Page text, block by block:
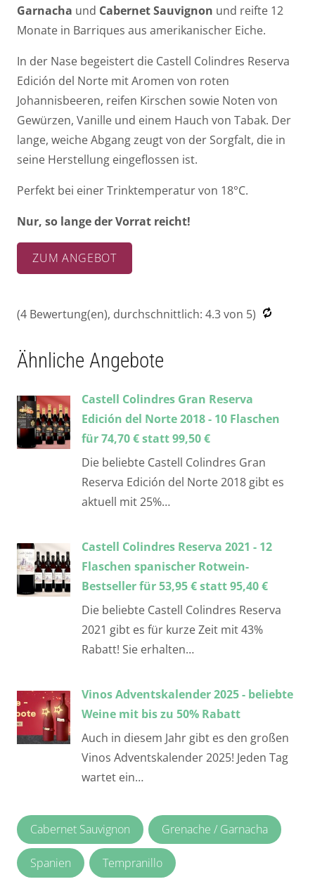
Garnacha und Cabernet Sauvignon und reifte 12
Monate in Barriques aus amerikanischer Eiche.
In der Nase begeistert die Castell Colindres Reserva
Edición del Norte mit Aromen von roten
Johannisbeeren, reifen Kirschen sowie Noten von
Gewürzen, Vanille und einem Hauch von Tabak. Der
lange, weiche Abgang zeugt von der Sorgfalt, die in
seine Herstellung eingeflossen ist.
Perfekt bei einer Trinktemperatur von 18°C.
Nur, so lange der Vorrat reicht!
ZUM ANGEBOT
(4 Bewertung(en), durchschnittlich: 4.3von 5)
Ähnliche Angebote
Castell Colindres Gran Reserva
Edición del Norte 2018 - 10 Flaschen
für 74,70 € statt 99,50 €
Die beliebte Castell Colindres Gran
Reserva Edición del Norte 2018 gibt es
aktuell mit 25%…
Castell Colindres Reserva 2021 - 12
Flaschen spanischer Rotwein-
Bestseller für 53,95 € statt 95,40 €
Die beliebte Castell Colindres Reserva
2021 gibt es für kurze Zeit mit 43%
Rabatt! Sie erhalten…
Vinos Adventskalender 2025 - beliebte
Weine mit bis zu 50% Rabatt
Auch in diesem Jahr gibt es den großen
Vinos Adventskalender 2025! Jeden Tag
wartet ein…
Cabernet Sauvignon Grenache / Garnacha
Spanien Tempranillo